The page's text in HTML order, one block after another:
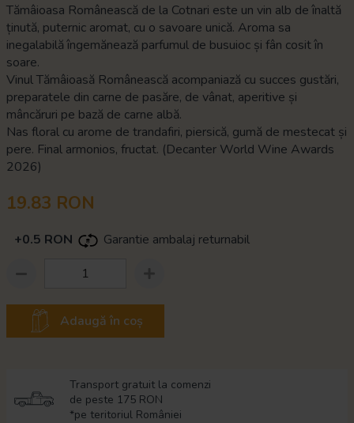
Tămâioasa Românească de la Cotnari este un vin alb de înaltă
ținută, puternic aromat, cu o savoare unică. Aroma sa
inegalabilă îngemănează parfumul de busuioc și fân cosit în
soare.
Vinul Tămâioasă Românească acompaniază cu succes gustări,
preparatele din carne de pasăre, de vânat, aperitive și
mâncăruri pe bază de carne albă.
Nas floral cu arome de trandafiri, piersică, gumă de mestecat și
pere. Final armonios, fructat. (Decanter World Wine Awards
2026)
19.83 RON
+0.5 RON Garantie ambalaj returnabil
Adaugă în coș
Transport gratuit la comenzi
de peste 175 RON
*pe teritoriul României